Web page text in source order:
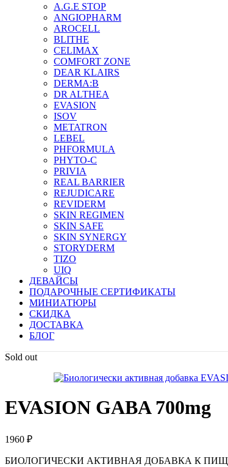
A.G.E STOP
ANGIOPHARM
AROCELL
BLITHE
CELIMAX
COMFORT ZONE
DEAR KLAIRS
DERMA:B
DR ALTHEA
EVASION
ISOV
METATRON
LEBEL
PHFORMULA
PHYTO-C
PRIVIA
REAL BARRIER
REJUDICARE
REVIDERM
SKIN REGIMEN
SKIN SAFE
SKIN SYNERGY
STORYDERM
TIZO
UIQ
ДЕВАЙСЫ
ПОДАРОЧНЫЕ СЕРТИФИКАТЫ
МИНИАТЮРЫ
СКИДКА
ДОСТАВКА
БЛОГ
Sold out
EVASION GABA 700mg
1960 ₽
БИОЛОГИЧЕСКИ АКТИВНАЯ ДОБАВКА К ПИЩЕ